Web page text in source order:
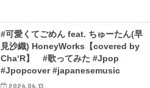
#可愛くてごめん feat. ちゅーたん(早
見沙織) HoneyWorks【covered by
Cha‘R】 #歌ってみた #Jpop
#Jpopcover #japanesemusic
2024.06.13